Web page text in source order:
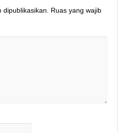
Ruas yang wajib